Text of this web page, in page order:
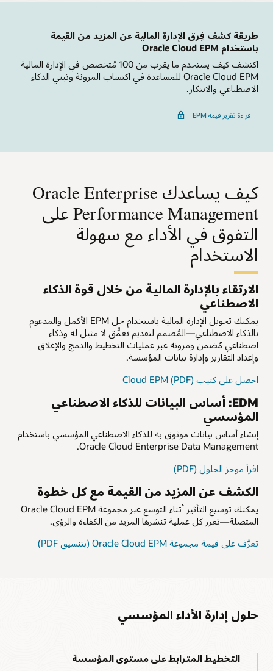
عرض تفاصيل منتج Freeform
راجع تفاصيل منتج Enterprise Data Management
طريقة كشف فِرق الإدارة المالية عن المزيد من القيمة
باستخدام Oracle Cloud EPM
اكتشف كيف يستخدم ما يقرب من 100 مُتخصص في الإدارة المالية
Oracle Cloud EPM للمساعدة في اكتساب المرونة وتبني الذكاء
الاصطناعي والابتكار.
قراءة تقرير قيمة EPM
كيف يساعدك Oracle Enterprise
Performance Management على
التفوق في الأداء مع سهولة
الاستخدام
الارتقاء بالإدارة المالية من خلال قوة الذكاء
الاصطناعي
يمكنك تحويل الإدارة المالية باستخدام حل EPM الأكمل والمدعوم
بالذكاء الاصطناعي—المُصمم لتقديم تعمُّق لا مثيل له وذكاء
اصطناعي مُضمن ومرونة عبر عمليات التخطيط والدمج والإغلاق
وإعداد التقارير وإدارة بيانات المؤسسة.
احصل على كتيب Cloud EPM (PDF)
EDM: أساس البيانات للذكاء الاصطناعي
المؤسسي
إنشاء أساس بيانات موثوق به للذكاء الاصطناعي المؤسسي باستخدام
Oracle Cloud Enterprise Data Management.
اقرأ موجز الحلول (PDF)
الكشف عن المزيد من القيمة مع كل خطوة
يمكنك توسيع التأثير أثناء التوسع عبر مجموعة Oracle Cloud EPM
المتصلة—تعزز كل عملية تنشرها المزيد من الكفاءة والرؤى.
تعرَّف على قيمة مجموعة Oracle Cloud EPM (بتنسيق PDF)
حلول إدارة الأداء المؤسسي
التخطيط المترابط على مستوى المؤسسة